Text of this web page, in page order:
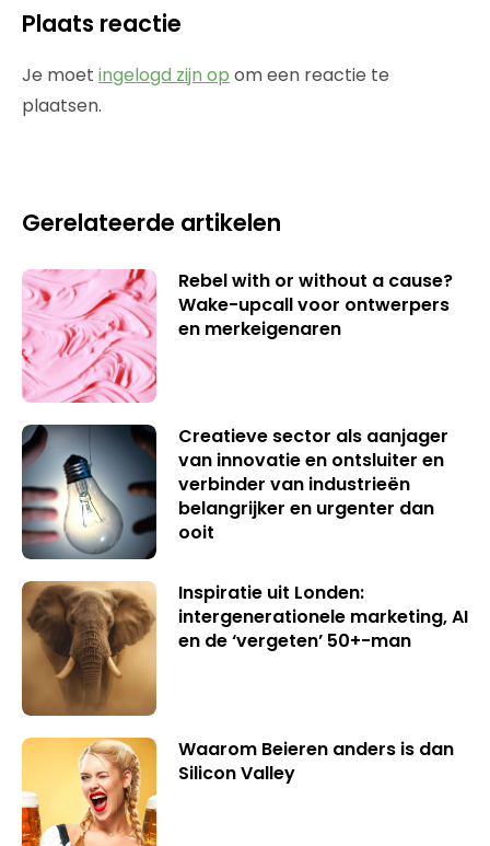
Plaats reactie
Je moet ingelogd zijn op om een reactie te
plaatsen.
Gerelateerde artikelen
Rebel with or without a cause?
Wake-upcall voor ontwerpers
en merkeigenaren
Creatieve sector als aanjager
van innovatie en ontsluiter en
verbinder van industrieën
belangrijker en urgenter dan
ooit
Inspiratie uit Londen:
intergenerationele marketing, AI
en de ‘vergeten’ 50+-man
Waarom Beieren anders is dan
Silicon Valley